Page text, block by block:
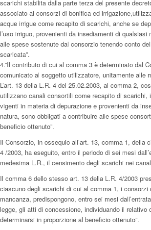
scarichi stabilita dalla parte terza del presente
associato ai consorzi di bonifica ed
acque irrigue come recapito di scarichi, anche se
l’uso irriguo, provenienti da insediamenti di qualsiasi
alle spese sostenute dal consorzio tenendo conto
scaricata”.
4.”Il contributo di cui al comma 3 è determinato dal
comunicato al soggetto utilizzatore, unitamente alle
L’art. 13 della L.R. 4 del 25.02.2003, al comma 2,
utilizzano canali consortili come recapito di scarichi,
vigenti in materia di depurazione e provenienti da
natura, sono obbligati a contribuire alle spese
beneficio ottenuto”.
Il Consorzio, in ossequio all’art. 13, comma 1, della
4 /2003, ha eseguito, entro il periodo di sei mesi
medesima L.R., il censimento degli scarichi nei
Il comma 6 dello stesso art. 13 della L.R. 4/2003
ciascuno degli scarichi di cui al comma 1, i consorzi
mancanza, predispongono, entro sei mesi
legge, gli atti di concessione, individuando il relativo
determinarsi in proporzione al beneficio ottenuto”.